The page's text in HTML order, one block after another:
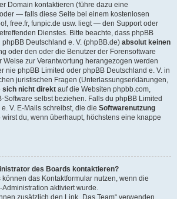
Domain kontaktieren (führe dazu eine
— falls diese Seite bei einem kostenlosen
free.fr, funpic.de usw. liegt — den Support oder
Dienstes. Bitte beachte, dass phpBB
Deutschland e. V. (phpBB.de) absolut keinen
oder den oder die Benutzer der Forensoftware
Weise zur Verantwortung herangezogen werden
nie phpBB Limited oder phpBB Deutschland e. V. in
juristischen Fragen (Unterlassungserklärungen,
sich nicht direkt auf die Websiten phpbb.com,
Software selbst beziehen. Falls du phpBB Limited
V. E-Mails schreibst, die die Softwarenutzung
wirst du, wenn überhaupt, höchstens eine knappe
des Boards kontaktieren?
das Kontaktformular nutzen, wenn die
aktiviert wurde.
zusätzlich den Link „Das Team“ verwenden.